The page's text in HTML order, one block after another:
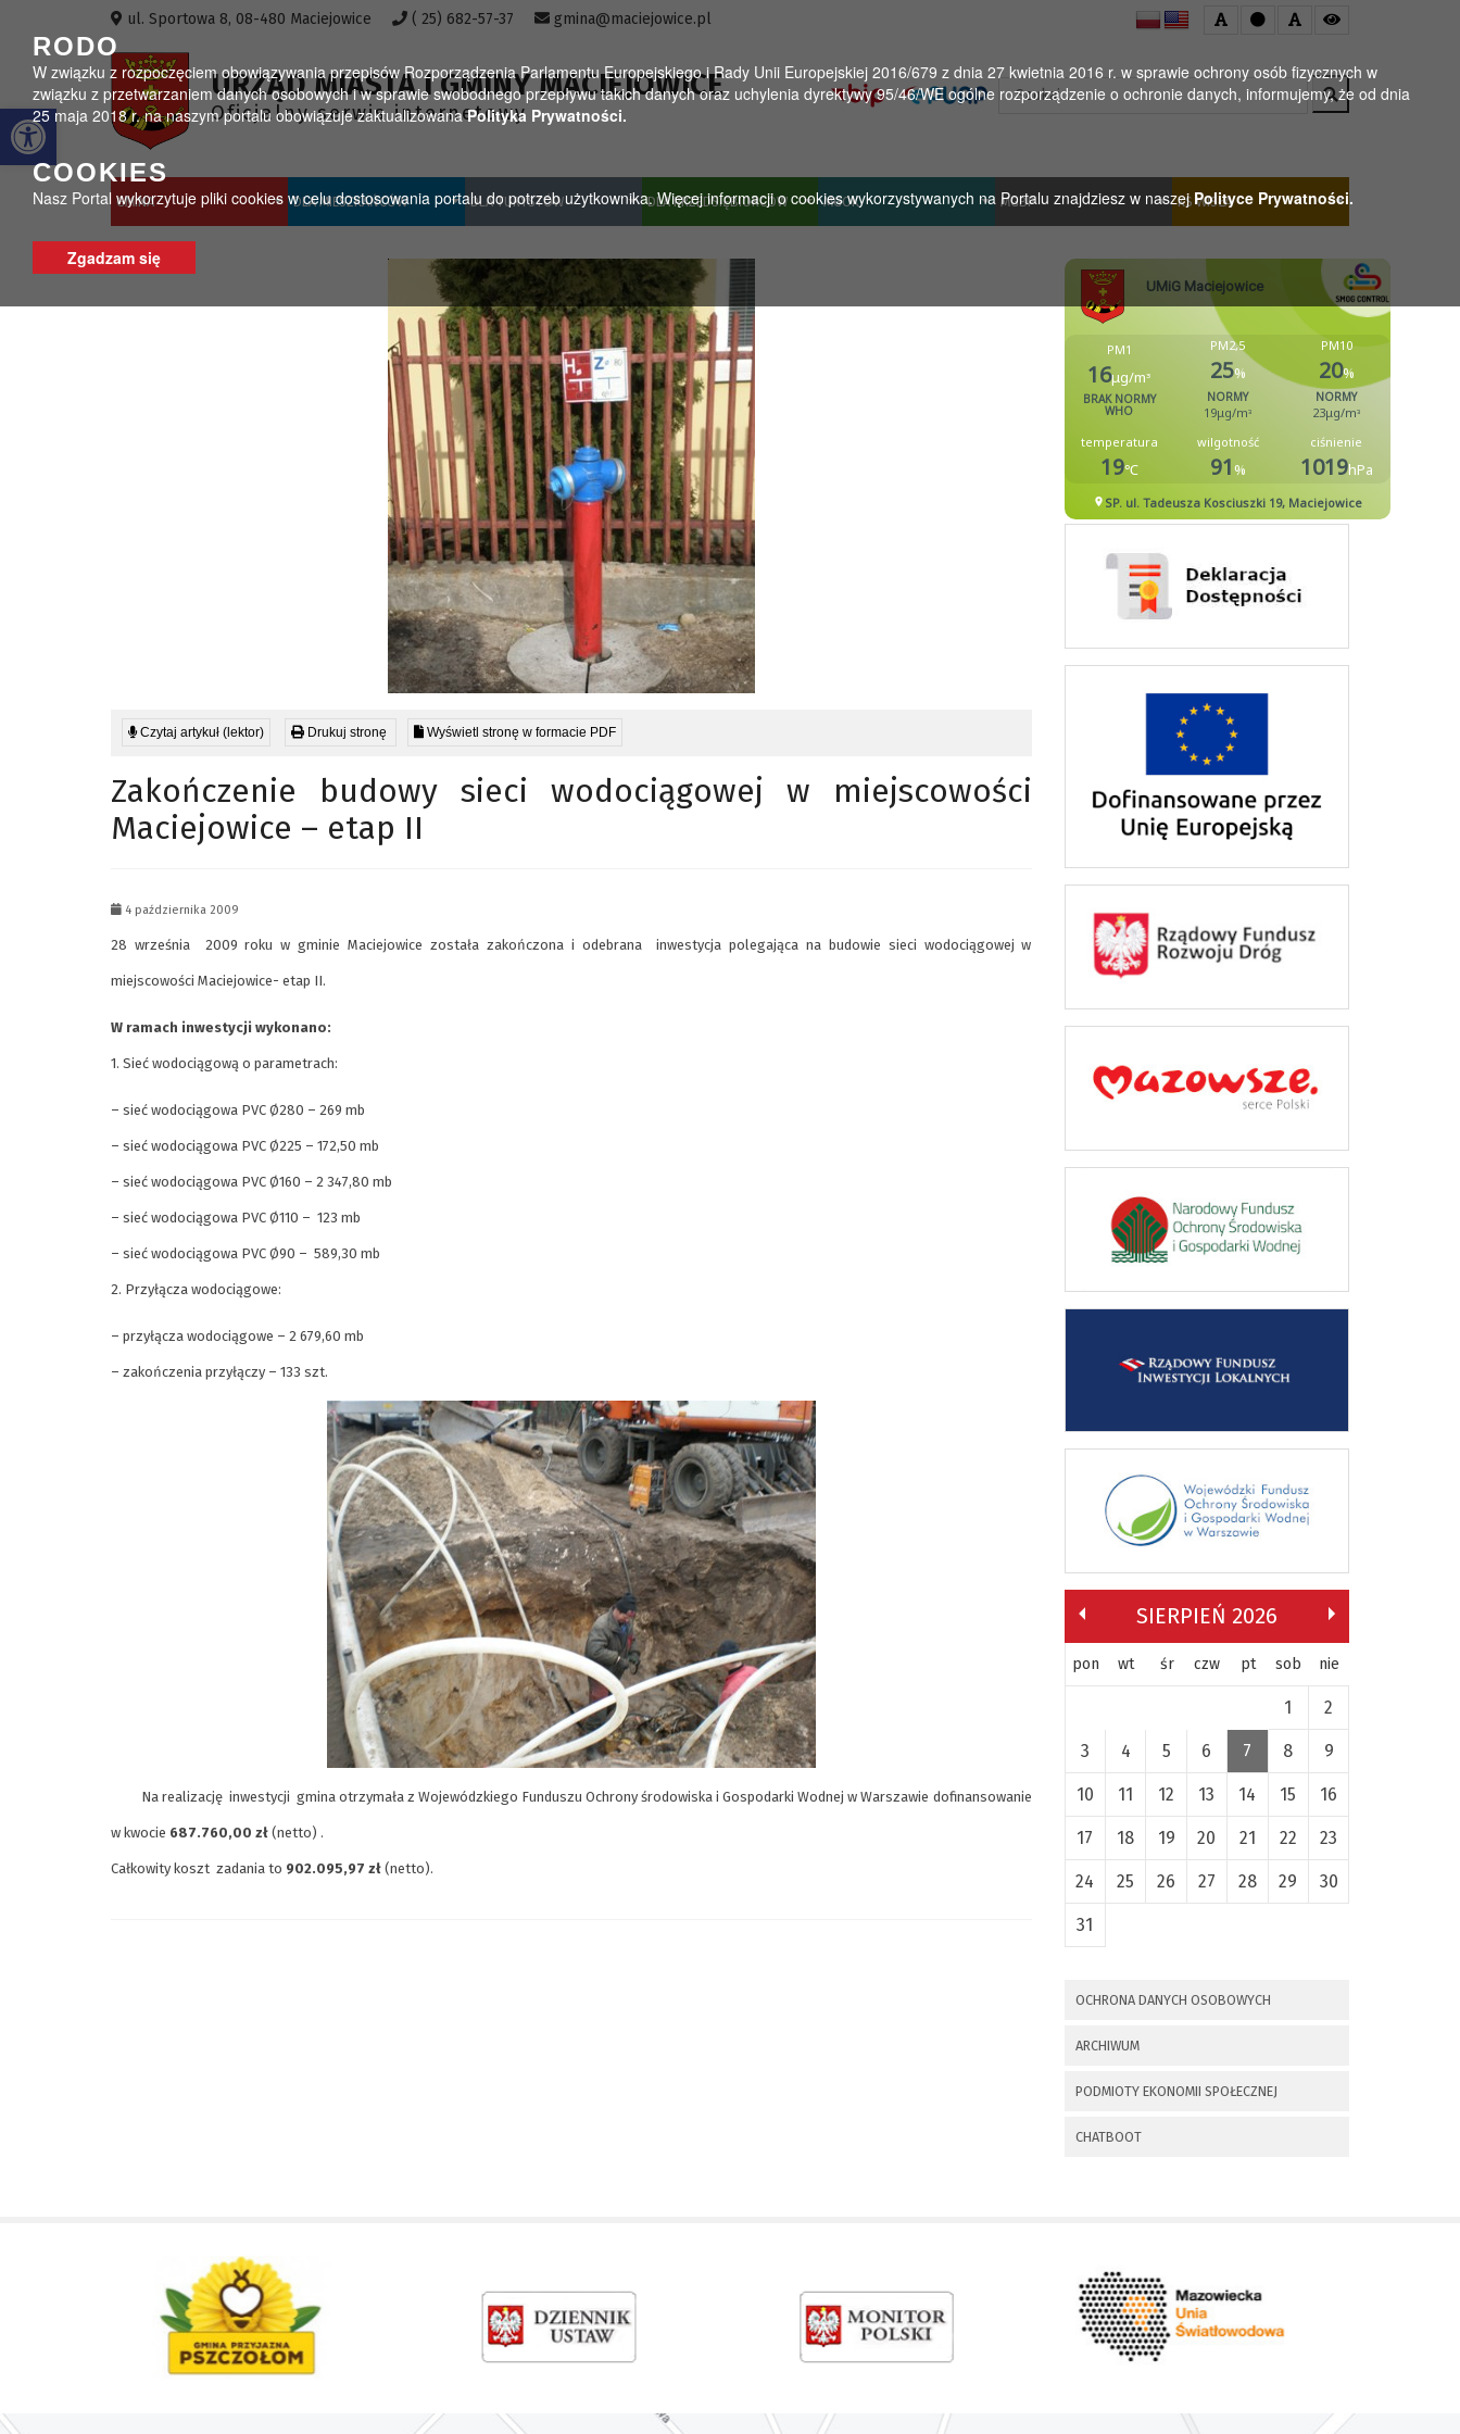
Otwórz pasek narzędzi
RODO
W związku z rozpoczęciem obowiązywania przepisów Rozporządzenia Parlamentu Europejskiego i Rady Unii Europejskiej 2016/679 z dnia 27 kwietnia 2016 r. w sprawie ochrony osób fizycznych w
związku z przetwarzaniem danych osobowych i w sprawie swobodnego przepływu takich danych oraz uchylenia dyrektywy 95/46/WE ogólne rozporządzenie o ochronie danych, informujemy, że od dnia
25 maja 2018 r. na naszym portalu obowiązuje zaktualizowanaPolityka Prywatności.
COOKIES
Nasz Portal wykorzytuje pliki cookies w celu dostosowania portalu do potrzeb użytkownika. Więcej informacji o cookies wykorzystywanych na Portalu znajdziesz w naszejPolityce Prywatności.
Zgadzam się
ul. Sportowa 8, 08-480 Maciejowice ( 25) 682-57-37 gmina@maciejowice.pl
URZĄD MIASTA I GMINY MACIEJOWICE
Oficjalny serwis internetowy
Wyszukaj
GMINA DLA MIESZKAŃCÓW DLA TURYSTÓW DLA PRZEDSIĘBIORCÓW MGOK MGBP KS WISŁA
Czytaj artykuł (lektor) Drukuj stronę Wyświetl stronę w formacie PDF
Zakończenie budowy sieci wodociągowej w miejscowości
Maciejowice – etap II
4 października 2009
28 września 2009 roku w gminie Maciejowice została zakończona i odebrana inwestycja polegająca na budowie sieci wodociągowej w
miejscowości Maciejowice- etap II.
W ramach inwestycji wykonano:
1. Sieć wodociągową o parametrach:
– sieć wodociągowa PVC Ø280 – 269 mb
– sieć wodociągowa PVC Ø225 – 172,50 mb
– sieć wodociągowa PVC Ø160 – 2 347,80 mb
– sieć wodociągowa PVC Ø110 – 123 mb
– sieć wodociągowa PVC Ø90 – 589,30 mb
2. Przyłącza wodociągowe:
– przyłącza wodociągowe – 2 679,60 mb
– zakończenia przyłączy – 133 szt.
Na realizację inwestycji gmina otrzymała z Wojewódzkiego Funduszu Ochrony środowiska i Gospodarki Wodnej w Warszawie dofinansowanie
w kwocie 687.760,00 zł (netto) .
Całkowity koszt zadania to 902.095,97 zł (netto).
SIERPIEŃ 2026
pon wt śr czw pt sob nie
1 2
3 4 5 6 7 8 9
10 11 12 13 14 15 16
17 18 19 20 21 22 23
24 25 26 27 28 29 30
31
Bitwy pod
informacyjne 28.09.2021 r.
Invalid date
Ludowych Regionów
OCHRONA DANYCH OSOBOWYCH
ARCHIWUM
PODMIOTY EKONOMII SPOŁECZNEJ
CHATBOOT